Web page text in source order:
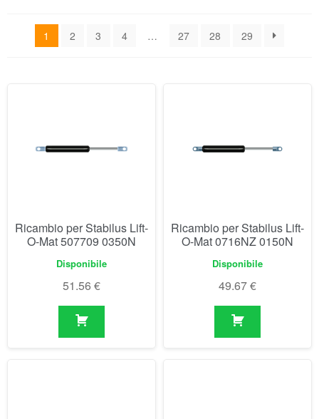
1 2 3 4 … 27 28 29
Ricambio per Stabilus Lift-
O-Mat 507709 0350N
Disponibile
51.56 €
Ricambio per Stabilus Lift-
O-Mat 0716NZ 0150N
Disponibile
49.67€